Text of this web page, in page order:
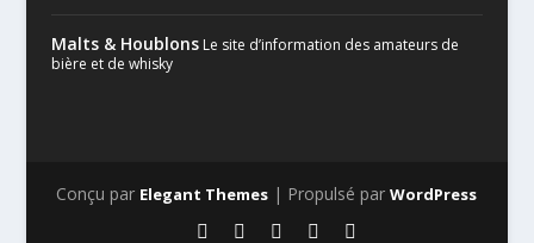
Malts & HoublonsLe site d’information des amateurs de
bière et de whisky
Conçu par Elegant Themes | Propulsé parWordPress